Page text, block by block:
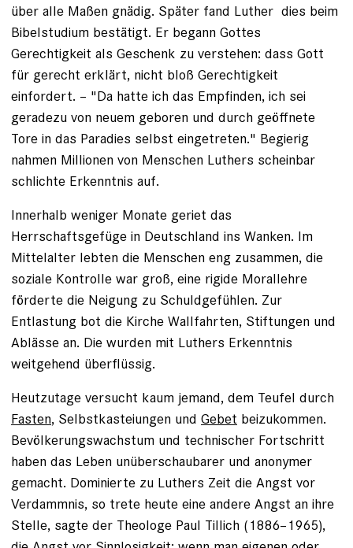
über alle Maßen gnädig. Später fand Luther ­ dies beim
Bibelstudium bestätigt. Er begann Gottes
Gerechtigkeit als Geschenk zu verstehen: dass Gott
für gerecht erklärt, nicht bloß Gerechtigkeit
einfordert. – "Da hatte ich das Empfinden, ich sei
geradezu von neuem geboren und durch geöffnete
Tore in das Paradies selbst eingetreten." Begierig
nahmen Millionen von Menschen Luthers scheinbar
schlichte Erkenntnis auf.
Innerhalb weniger Monate geriet das
Herrschaftsgefüge in Deutschland ins Wanken. Im
Mittelalter lebten die Menschen eng zusammen, die
soziale Kontrolle war groß, eine rigide Morallehre
förderte die Neigung zu Schuldgefühlen. Zur
Entlastung bot die Kirche Wallfahrten, Stiftungen und
Ablässe an. Die wurden mit Luthers Erkenntnis
weitgehend überflüssig.
Heutzutage versucht kaum jemand, dem Teufel durch
Fasten, Selbstkasteiungen und Gebet beizukommen.
Bevölkerungswachstum und technischer Fortschritt
haben das Leben unüberschaubarer und anonymer
gemacht. Dominierte zu Luthers Zeit die Angst vor
Verdammnis, so trete heute eine andere Angst an ihre
Stelle, sagte der Theo­loge Paul Tillich (1886–1965),